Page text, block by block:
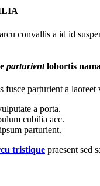
convallis a id id
parturientlobortis
fusce parturient a
a porta.
cubilia acc.
parturient.
tristique praesent sed